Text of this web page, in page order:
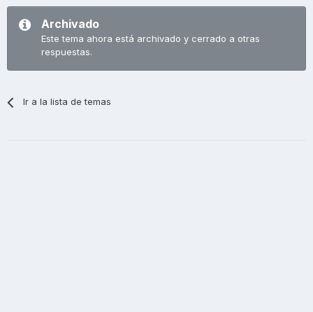
Archivado
Este tema ahora está archivado y cerrado a otras
respuestas.
Ir a la lista de temas